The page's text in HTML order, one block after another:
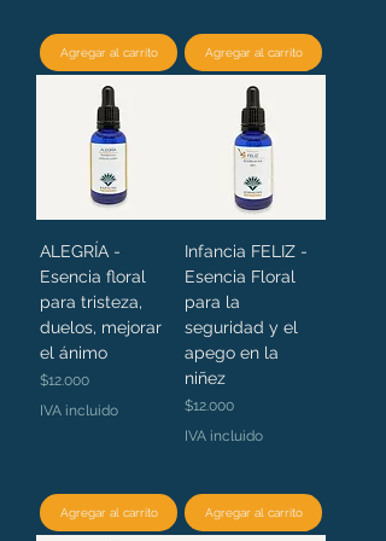
Agregar al carrito Agregar al carrito
ALEGRÍA -
Esencia floral
para tristeza,
duelos, mejorar
el ánimo
Precio
$12.000
IVA incluido
Agregar al carrito
Infancia FELIZ -
Esencia Floral
para la
seguridad y el
apego en la
niñez
Precio
$12.000
IVA incluido
Agregar al carrito